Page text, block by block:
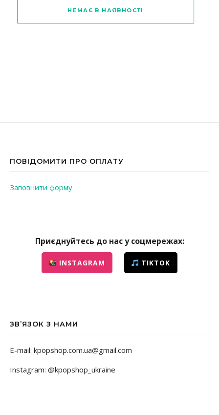
НЕМАЄ В НАЯВНОСТІ
ПОВІДОМИТИ ПРО ОПЛАТУ
Заповнити форму
Приєднуйтесь до нас у соцмережах:
INSTAGRAM TIKTOK
ЗВ’ЯЗОК З НАМИ
E-mail: kpopshop.com.ua@gmail.com
Instagram: @kpopshop_ukraine